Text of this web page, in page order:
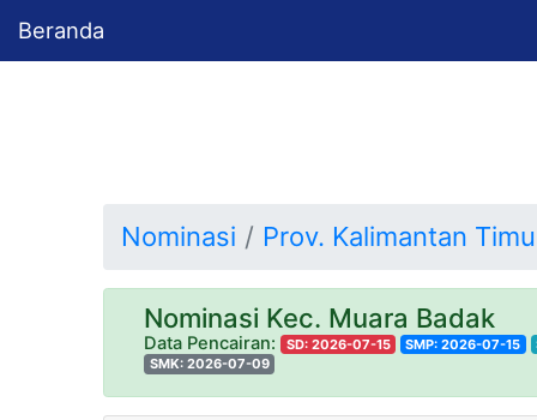
Beranda
Nominasi Prov. Kalimantan
Nominasi Kec. Muara Badak
Data Pencairan: SD: 2026-07-15 SMP: 2026-07-15
SMK: 2026-07-09